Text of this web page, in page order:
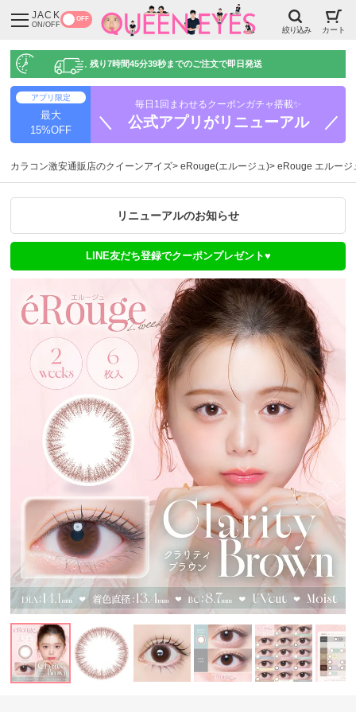
JACK
ON/OFF
OFF
絞り込み カート
残り7時間45分39秒までのご注文で即日発送
アプリ限定
最大
15%OFF
毎日1回まわせるクーポンガチャ搭載✨
＼ 公式アプリがリニューアル ／
カラコン激安通販店のクイーンアイズ eRouge(エルージュ) eRouge エルージ
リニューアルのお知らせ
LINE友だち登録でクーポンプレゼント♥